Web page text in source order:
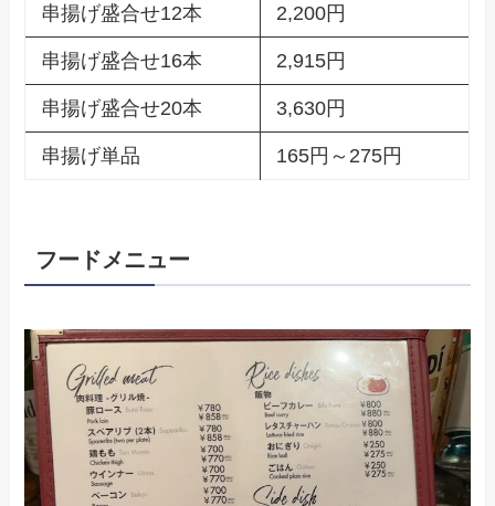
串揚げ盛合せ12本 2,200円
串揚げ盛合せ16本 2,915円
串揚げ盛合せ20本 3,630円
串揚げ単品 165円～275円
フードメニュー